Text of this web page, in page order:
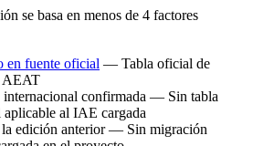
se basa en menos de 4 factores
en fuente oficial — Tabla oficial de
AEAT
confirmada — Sin tabla
al IAE cargada
edición anterior— Sin migración